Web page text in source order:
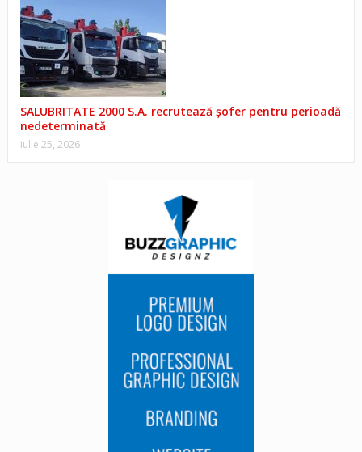
SALUBRITATE 2000 S.A. recrutează șofer pentru perioadă
nedeterminată
iulie 25, 2026